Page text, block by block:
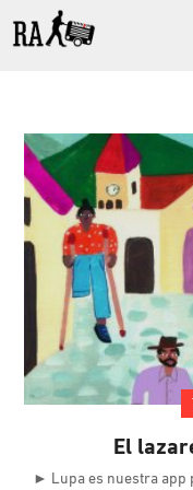
El
► Lupa es nuestra app